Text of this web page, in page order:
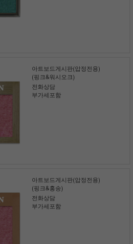
아트보드게시판(압정전용)
(핑크&워시오크)
전화상담
부가세포함
아트보드게시판(압정전용)
(핑크&홍송)
전화상담
부가세포함